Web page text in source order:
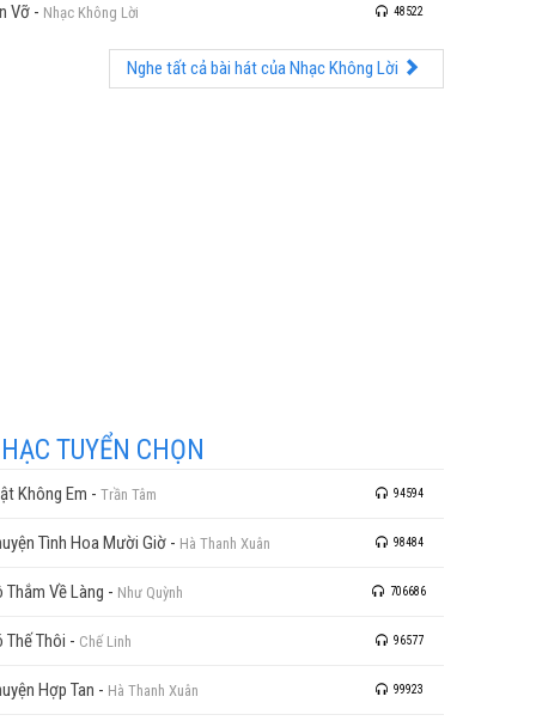
Vỡ - Nhạc Không Lời 48522
Nghe tất cả bài hát của Nhạc Không Lời
TUYỂN CHỌN
Không Em - Trần Tâm 94594
Tình Hoa Mười Giờ - Hà Thanh Xuân 98484
Thắm Về Làng - Như Quỳnh 706686
Thế Thôi - Chế Linh 96577
Hợp Tan - Hà Thanh Xuân 99923